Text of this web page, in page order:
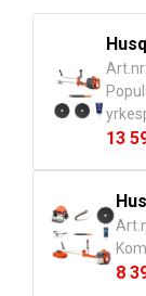
Det
var:
16
006
13
Det
är:
13
590
Det
8
Det